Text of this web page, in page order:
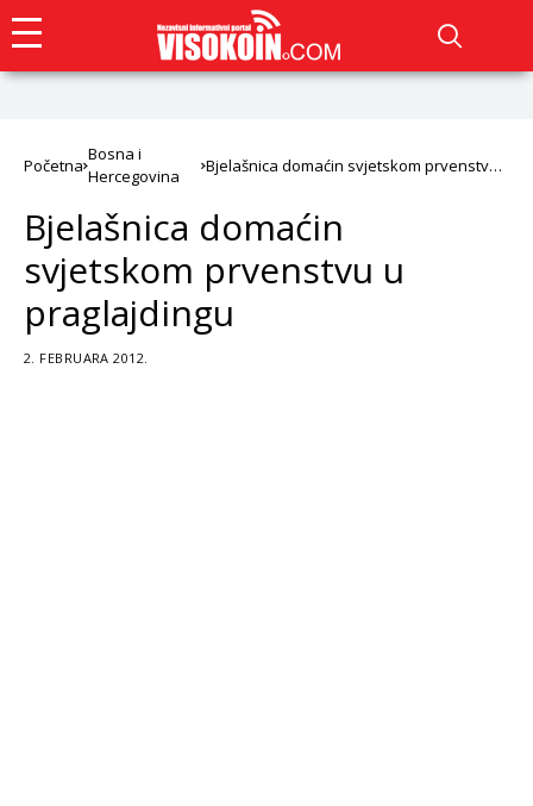
Početna
Bosna i
Hercegovina
Bjelašnica domaćin svjetskom prvenstvu
Bjelašnica domaćin
svjetskom prvenstvu u
praglajdingu
2. FEBRUARA 2012.